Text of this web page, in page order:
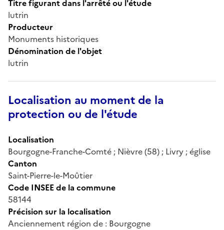
Titre figurant dans l'arrêté ou l'étude
lutrin
Producteur
Monuments historiques
Dénomination de l'objet
lutrin
Localisation au moment de la
protection ou de l'étude
Localisation
Bourgogne-Franche-Comté ; Nièvre (58) ; Livry ; église
Canton
Saint-Pierre-le-Moûtier
Code INSEE de la commune
58144
Précision sur la localisation
Anciennement région de : Bourgogne